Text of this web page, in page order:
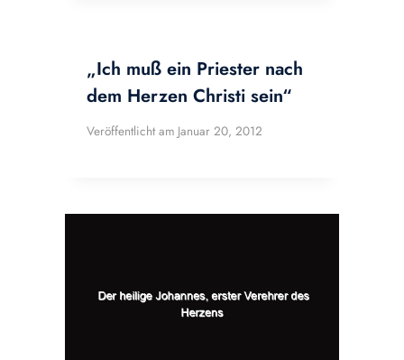
„Ich muß ein Priester nach
dem Herzen Christi sein“
Veröffentlicht am Januar 20, 2012